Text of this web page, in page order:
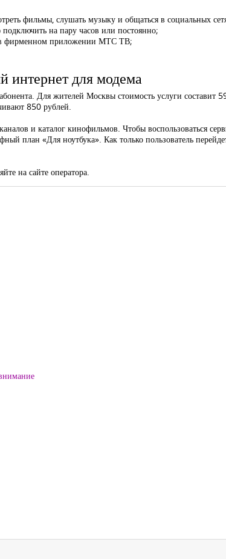
фильмы, слушать музыку и общаться в социальных
на пару часов или постоянно;
в фирменном приложении МТС ТВ;
для модема
Для жителей Москвы стоимость услуги составит
850 рублей.
и каталог кинофильмов. Чтобы воспользоваться
план «Для ноутбука». Как только пользователь
на сайте оператора.